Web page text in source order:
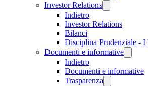
Investor Relations
Indietro
Investor Relations
Bilanci
Disciplina Prudenziale - I
Documenti e informative
Indietro
Documenti e informative
Trasparenza